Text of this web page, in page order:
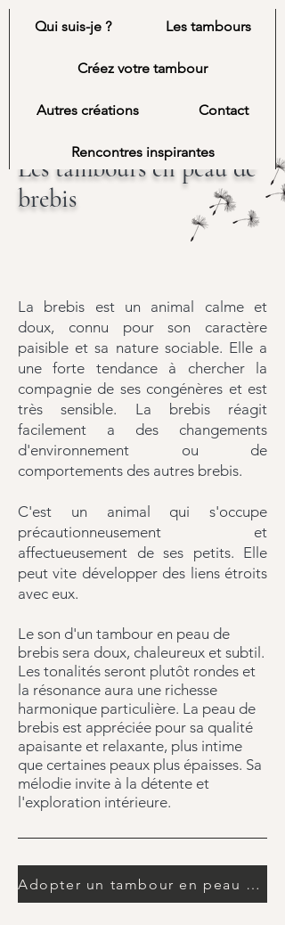
Les Bois de
Cèd
Qui suis-je ? Les tambours
Créez votre tambour
Autres créations Contact
Rencontres inspirantes
Les tambours en peau de
brebis
La brebis
est un animal calme et
doux, connu pour son caractère
paisible et sa nature sociable. Elle a
une forte tendance à chercher la
compagnie de ses congénères et est
très sensible. La brebis réagit
facilement a des changements
d'environnement ou de
comportements des autres brebis.
C'est un animal qui s'occupe
précautionneusement et
affectueusement de ses petits. Elle
peut vite développer des liens étroits
avec eux.
Le son d'un tambour en peau de
brebis sera doux, chaleureux et subtil.
Les tonalités seront plutôt rondes et
la résonance aura une richesse
harmonique particulière. La peau de
brebis est appréciée pour sa qualité
apaisante et relaxante, plus intime
que certaines peaux plus épaisses. Sa
mélodie invite à la détente et
l'exploration intérieure.
Adopter un tambour en peau de brebis !